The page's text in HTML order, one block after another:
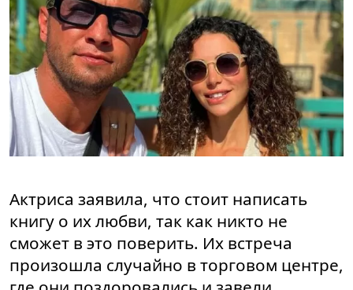
Актриса заявила, что стоит написать
книгу о их любви, так как никто не
сможет в это поверить. Их встреча
произошла случайно в торговом центре,